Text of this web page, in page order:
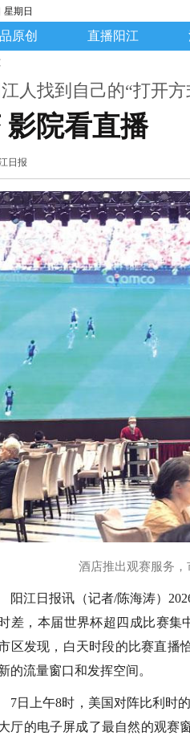
星期日
原创 直播阳江
人找到自己的“打开方
院看直播
日报
酒店推出观赛服务
阳江日报讯（记者/陈海涛）
差，本届世界杯超四成比赛集
区发现，白天时段的比赛直播
的流量窗口和发挥空间。
7日上午8时，美国对阵比利时
厅的电子屏成了最自然的观赛